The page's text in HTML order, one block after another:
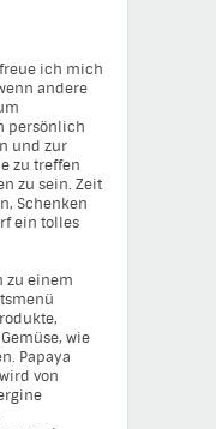
ich mich
andere
persönlich
und zur
zu treffen
zu sein. Zeit
Schenken
ein tolles
zu einem
wie
Papaya
von